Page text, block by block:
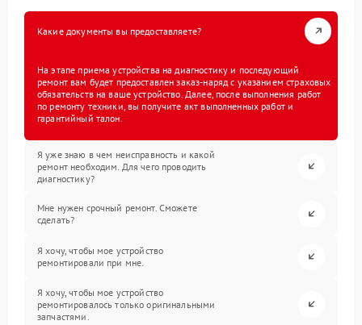
Какие документы вы предоставляете?
На этапе приема устройства на диагностику и последующий
ремонт вам будет предоставлен заказ-наряд с указанием страховых
обязательств на ваше устройство. Далее, после выполнения работ
по ремонту техники, вы получите акт выполненных работ и
гарантийный талон.
Я уже знаю в чем неисправность и какой
ремонт необходим. Для чего проводить
диагностику?
Мне нужен срочный ремонт. Сможете
сделать?
Я хочу, чтобы мое устройство
ремонтировали при мне.
Я хочу, чтобы мое устройство
ремонтировалось только оригинальными
запчастями.